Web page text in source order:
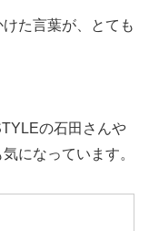
た言葉が、とても
の石田さんや
になっています。